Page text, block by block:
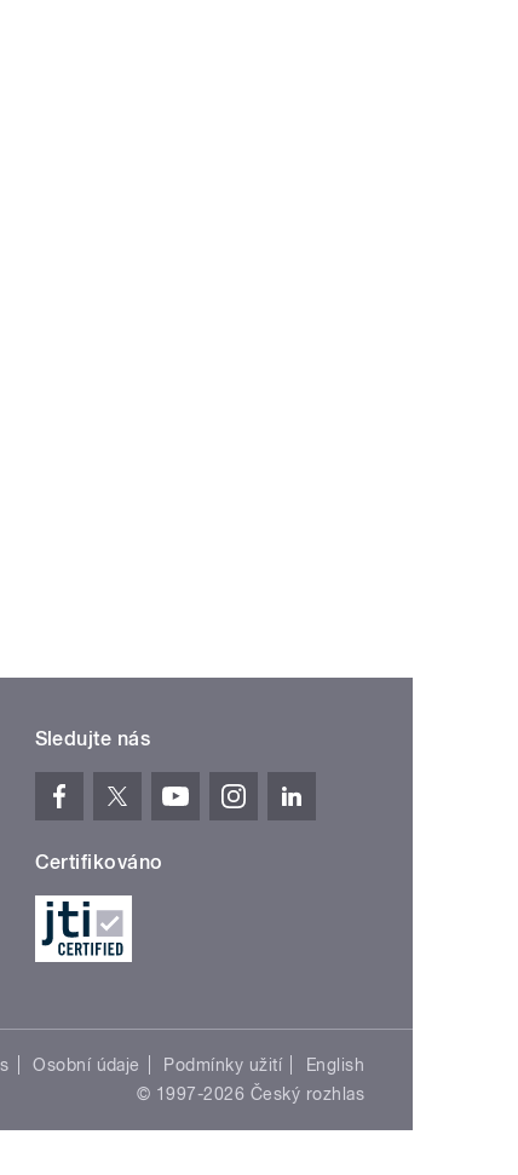
Sledujte nás
Certifikováno
Osobní údaje Podmínky užití
English
© 1997-2026 Český rozhlas